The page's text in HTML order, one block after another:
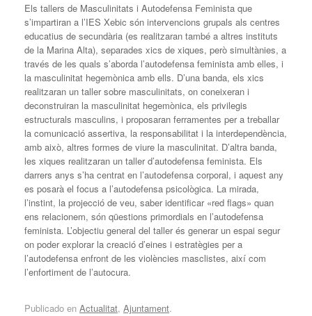
Els tallers de Masculinitats i Autodefensa Feminista que
s’impartiran a l’IES Xebic són intervencions grupals als centres
educatius de secundària (es realitzaran també a altres instituts
de la Marina Alta), separades xics de xiques, però simultànies, a
través de les quals s’aborda l’autodefensa feminista amb elles, i
la masculinitat hegemònica amb ells. D’una banda, els xics
realitzaran un taller sobre masculinitats, on coneixeran i
deconstruiran la masculinitat hegemònica, els privilegis
estructurals masculins, i proposaran ferramentes per a treballar
la comunicació assertiva, la responsabilitat i la interdependència,
amb això, altres formes de viure la masculinitat. D’altra banda,
les xiques realitzaran un taller d’autodefensa feminista. Els
darrers anys s’ha centrat en l’autodefensa corporal, i aquest any
es posarà el focus a l’autodefensa psicològica. La mirada,
l’instint, la projecció de veu, saber identificar «red flags» quan
ens relacionem, són qüestions primordials en l’autodefensa
feminista. L’objectiu general del taller és generar un espai segur
on poder explorar la creació d’eines i estratègies per a
l’autodefensa enfront de les violències masclistes, així com
l’enfortiment de l’autocura.
Publicado en Actualitat, Ajuntament.